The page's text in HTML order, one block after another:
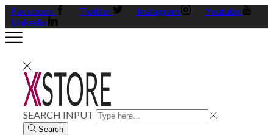
Facebook Twitter Instagram
Youtube
Linkedin
SEARCH INPUT
Search